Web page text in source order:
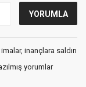
inançlara saldırı
yorumlar